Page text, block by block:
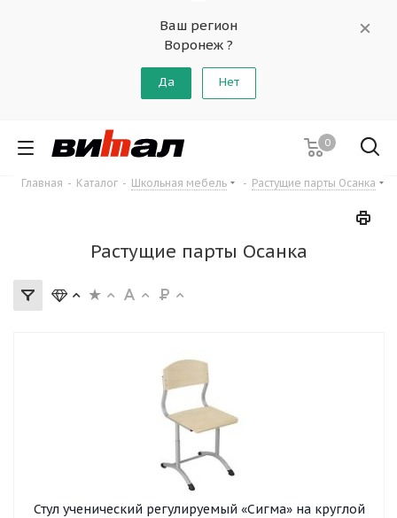
Ваш регион
Воронеж ?
Да Нет
0
Главная - Каталог - Школьная мебель - Растущие парты Осанка
Растущие парты Осанка
Стул ученический регулируемый «Сигма» на круглой